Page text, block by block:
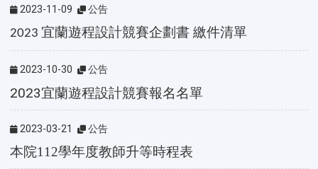
2023-11-09 公告
2023宜蘭遊程設計競賽企劃書 繳件清單
2023-10-30 公告
2023宜蘭遊程設計競賽報名名單
2023-03-21 公告
本院112學年度教師升等時程表